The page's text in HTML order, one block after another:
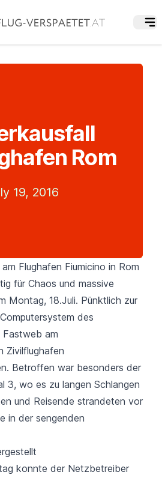
Rom
19, 2016
Flughafen Fiumicino in Rom
für Chaos und massive
Montag, 18.Juli. Pünktlich zur
des
am
Zivilflughafen
Betroffen war besonders der
3, wo es zu langen Schlangen
und Reisende strandeten vor
in der sengenden
konnte der Netzbetreiber